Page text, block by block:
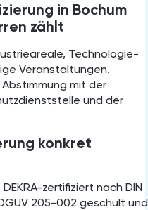
in Bochum
zählt
Technologie-
Veranstaltungen.
mit der
und der
konkret
zertifiziert nach DIN
205-002 geschult und